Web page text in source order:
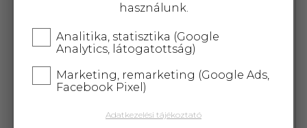
használunk.
Analitika, statisztika (Google
Analytics, látogatottság)
Marketing, remarketing (Google Ads,
Facebook Pixel)
Adatkezelési tájékoztató